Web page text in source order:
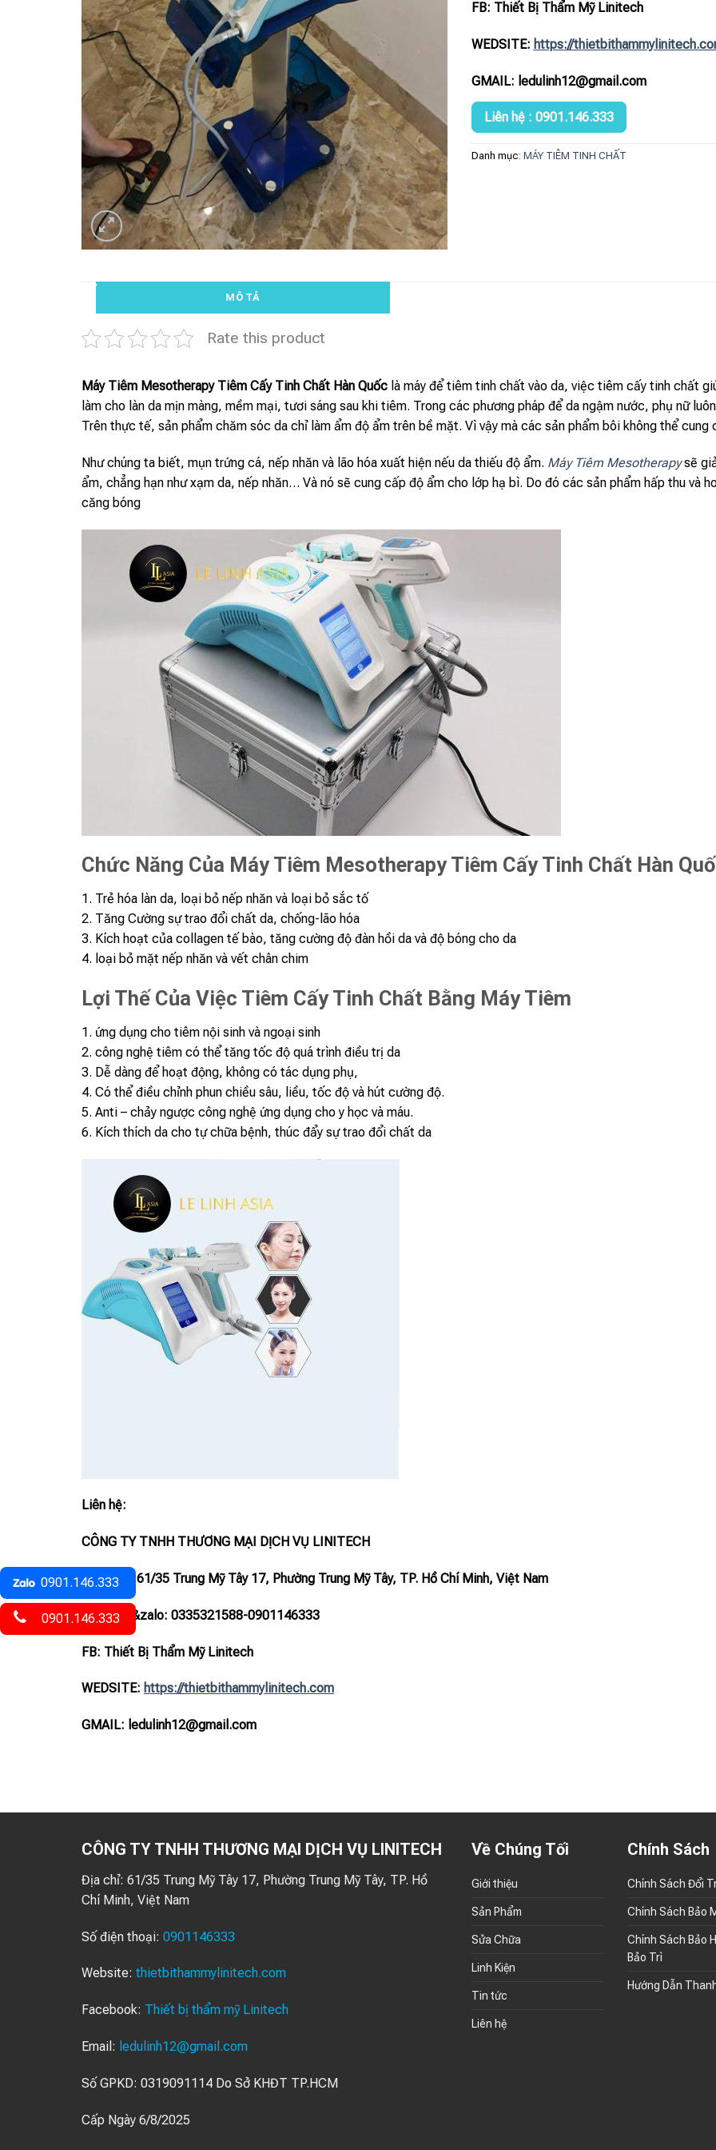
FB: Thiết Bị Thẩm Mỹ Linitech
WEDSITE: https://
GMAIL: ledulinh12@gmail.com
Liên hệ : 0901.146.333
Danh mục: MÁY TIÊM TINH CHẤT
MÔ TẢ
Rate this product
Máy Tiêm Mesotherapy Tiêm Cấy Tinh Chất Hàn Quốc là máy để tiêm tinh chất vào da, việc tiêm cấy tinh chất
làm cho làn da mịn màng, mềm mại, tươi sáng sau khi tiêm. Trong các phương pháp để da ngậm nước, phụ nữ
Trên thực tế, sản phẩm chăm sóc da chỉ làm ẩm độ ẩm trên bề mặt. Vì vậy mà các sản phẩm bôi không thể cung
Như chúng ta biết, mụn trứng cá, nếp nhăn và lão hóa xuất hiện nếu da thiếu độ ẩm. Máy Tiêm Mesotherapysẽ
ẩm, chẳng hạn như xạm da, nếp nhăn… Và nó sẽ cung cấp độ ẩm cho lớp hạ bì. Do đó các sản phẩm hấp thu và
căng bóng
Chức Năng Của Máy Tiêm Mesotherapy Tiêm Cấy Tinh Chất Hàn
1. Trẻ hóa làn da, loại bỏ nếp nhăn và loại bỏ sắc tố
2. Tăng Cường sự trao đổi chất da, chống-lão hóa
3. Kích hoạt của collagen tế bào, tăng cường độ đàn hồi da và độ bóng cho da
4. loại bỏ mặt nếp nhăn và vết chân chim
Lợi Thế Của Việc Tiêm Cấy Tinh Chất Bằng Máy Tiêm
1. ứng dụng cho tiêm nội sinh và ngoại sinh
2. công nghệ tiêm có thể tăng tốc độ quá trình điều trị da
3. Dễ dàng để hoạt động, không có tác dụng phụ,
4. Có thể điều chỉnh phun chiều sâu, liều, tốc độ và hút cường độ.
5. Anti – chảy ngược công nghệ ứng dụng cho y học và máu.
6. Kích thích da cho tự chữa bệnh, thúc đẩy sự trao đổi chất da
Liên hệ:
CÔNG TY TNHH THƯƠNG MẠI DỊCH VỤ LINITECH
– Địa chỉ: 61/35 Trung Mỹ Tây 17, Phường Trung Mỹ Tây, TP. Hồ Chí Minh, Việt Nam
– Hotline &zalo: 0335321588-0901146333
FB: Thiết Bị Thẩm Mỹ Linitech
WEDSITE: https://thietbithammylinitech.com
GMAIL: ledulinh12@gmail.com
CÔNG TY TNHH THƯƠNG MẠI DỊCH VỤ LINITECH
Địa chỉ: 61/35 Trung Mỹ Tây 17, Phường Trung Mỹ Tây, TP. Hồ
Chí Minh, Việt Nam
Số điện thoại: 0901146333
Website: thietbithammylinitech.com
Facebook: Thiết bị thẩm mỹ Linitech
Email: ledulinh12@gmail.com
Số GPKD: 0319091114 Do Sở KHĐT TP.HCM
Cấp Ngày 6/8/2025
Về Chúng Tối
Giới thiệu
Sản Phẩm
Sửa Chữa
Linh Kiện
Tin tức
Liên hệ
Chính Sách
Chính Sách Đổi
Chính Sách Bảo
Chính Sách Bảo
Bảo Trì
Hướng Dẫn
0901.146.333
0901.146.333